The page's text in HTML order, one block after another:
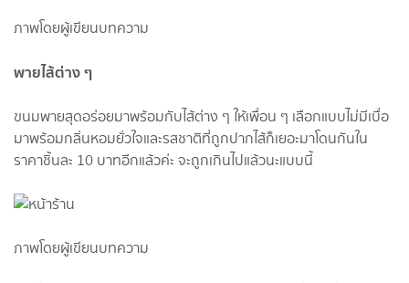
ภาพโดยผู้เขียนบทความ
พายไส้ต่าง ๆ
ขนมพายสุดอร่อยมาพร้อมกับไส้ต่าง ๆ ให้เพื่อน ๆ เลือกแบบไม่มีเบื่อ
มาพร้อมกลิ่นหอมยั่วใจและรสชาติที่ถูกปากไส้ก็เยอะมาโดนกันใน
ราคาชิ้นละ 10 บาทอีกแล้วค่ะ จะถูกเกินไปแล้วนะแบบนี้
ภาพโดยผู้เขียนบทความ